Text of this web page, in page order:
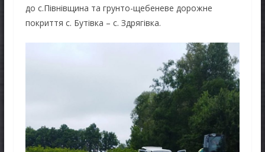
до с.Півнівщина та грунто-щебеневе дорожне
покриття с. Бутівка – с. Здрягівка.